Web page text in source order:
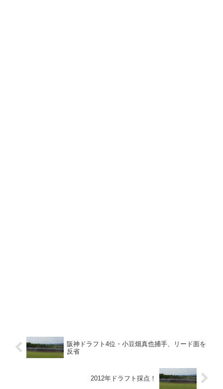
阪神ドラフト4位・小豆畑真也捕手、リード面を
反省
2012年ドラフト採点！